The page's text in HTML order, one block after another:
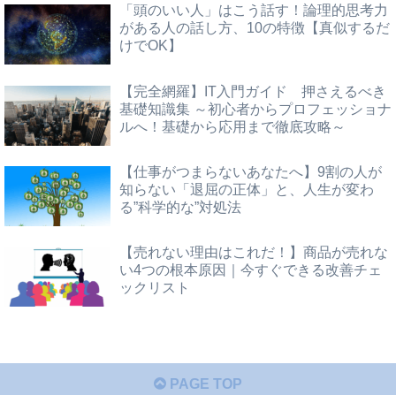
「頭のいい人」はこう話す！論理的思考力
がある人の話し方、10の特徴【真似するだ
けでOK】
【完全網羅】IT入門ガイド 押さえるべき
基礎知識集 ～初心者からプロフェッショナ
ルへ！基礎から応用まで徹底攻略～
【仕事がつまらないあなたへ】9割の人が
知らない「退屈の正体」と、人生が変わ
る”科学的な”対処法
【売れない理由はこれだ！】商品が売れな
い4つの根本原因｜今すぐできる改善チェ
ックリスト
PAGE TOP